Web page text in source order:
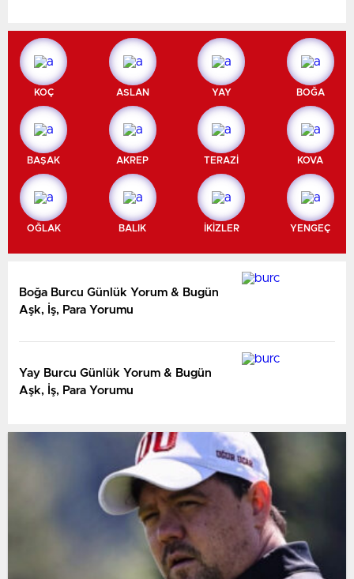
KOÇ ASLAN YAY BOĞA
BAŞAK AKREP TERAZİ KOVA
OĞLAK BALIK İKİZLER YENGEÇ
Boğa Burcu Günlük Yorum & Bugün
Aşk, İş, Para Yorumu
Yay Burcu Günlük Yorum & Bugün
Aşk, İş, Para Yorumu